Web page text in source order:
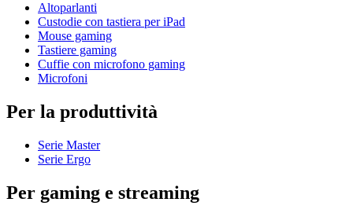
Altoparlanti
Custodie con tastiera per iPad
Mouse gaming
Tastiere gaming
Cuffie con microfono gaming
Microfoni
Per la produttività
Serie Master
Serie Ergo
Per gaming e streaming